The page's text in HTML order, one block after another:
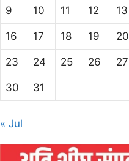
9 10 11 12 13
16 17 18 19 20
23 24 25 26 27
30 31
« Jul